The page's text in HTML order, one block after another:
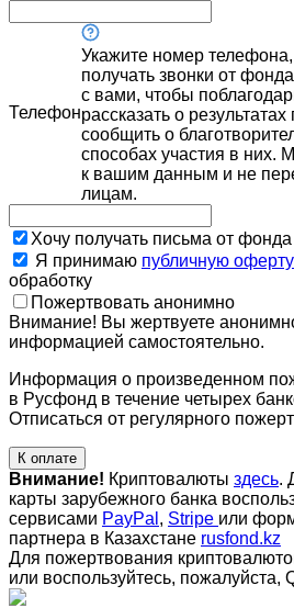
Телефон
Укажите номер
получать звонки от
с вами, чтобы
рассказать о
сообщить о
способах участия в них.
к вашим данным и не
лицам.
Хочу получать письма от фонда
Я принимаю публичную оферту
обработку
Пожертвовать анонимно
Внимание! Вы жертвуете
информацией самостоятельно.
Информация о произведенном
в Русфонд в течение четырех
Отписаться от регулярного
К оплате
Внимание! Криптовалюты здесь.
карты зарубежного банка
сервисами PayPal , Stripe или
партнера в Казахстане rusfond.kz
Для пожертвования
или воспользуйтесь, пожалуйста,